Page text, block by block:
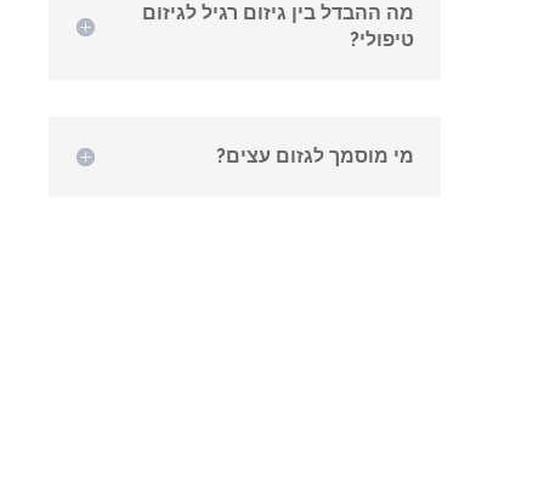
מה ההבדל בין גיזום רגיל לגיזום
טיפולי?
מי מוסמך לגזום עצים?